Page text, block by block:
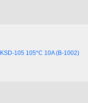
KSD-105 105*C 10A (B-1002)